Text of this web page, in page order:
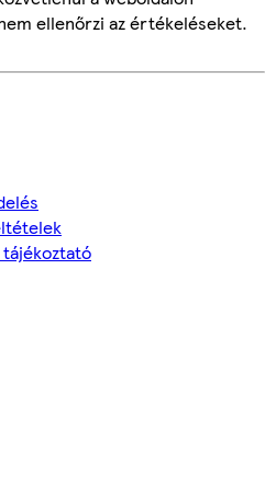
ellenőrzi az értékeléseket.